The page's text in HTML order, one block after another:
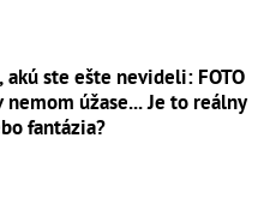
akú ste ešte nevideli: FOTO
nemom úžase... Je to reálny
fantázia?